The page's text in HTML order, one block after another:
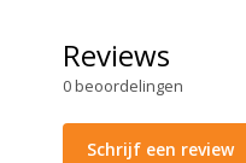
Reviews
0beoordelingen
Schrijf een review